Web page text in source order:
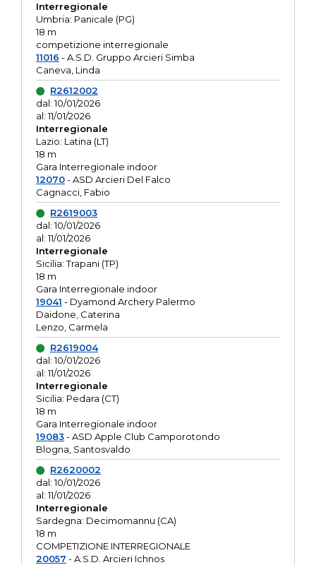
Interregionale
Umbria: Panicale (PG)
18 m
competizione interregionale
11016 - A.S.D. Gruppo Arcieri Simba
Caneva, Linda
R2612002
dal: 10/01/2026
al: 11/01/2026
Interregionale
Lazio: Latina (LT)
18 m
Gara Interregionale indoor
12070- ASD Arcieri Del Falco
Cagnacci, Fabio
R2619003
dal: 10/01/2026
al: 11/01/2026
Interregionale
Sicilia: Trapani (TP)
18 m
Gara Interregionale indoor
19041 - Dyamond Archery Palermo
Daidone, Caterina
Lenzo, Carmela
R2619004
dal: 10/01/2026
al: 11/01/2026
Interregionale
Sicilia: Pedara (CT)
18 m
Gara Interregionale indoor
19083- ASD Apple Club Camporotondo
Blogna, Santosvaldo
R2620002
dal: 10/01/2026
al: 11/01/2026
Interregionale
Sardegna: Decimomannu (CA)
18 m
COMPETIZIONE INTERREGIONALE
20057 - A.S.D. Arcieri Ichnos